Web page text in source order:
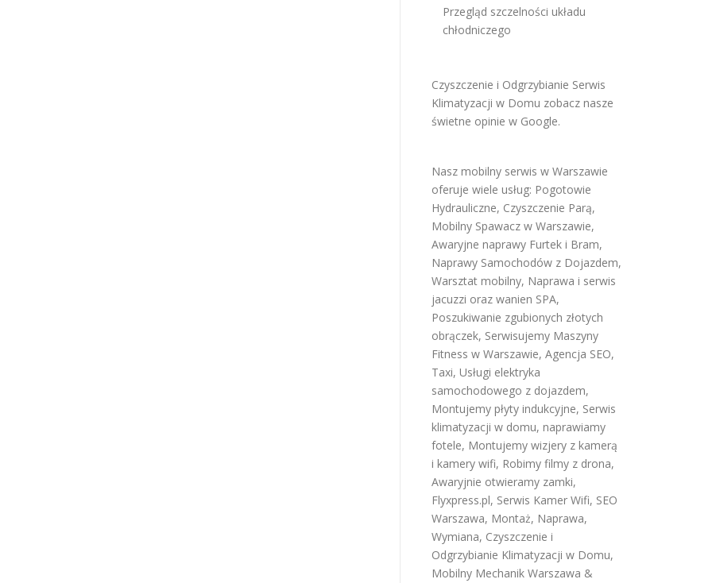
Przegląd szczelności układu
chłodniczego
Czyszczenie i Odgrzybianie Serwis
Klimatyzacji w Domu zobacz nasze
świetne opinie w Google.
Nasz mobilny serwis w Warszawie
oferuje wiele usług: Pogotowie
Hydrauliczne, Czyszczenie Parą,
Mobilny Spawacz w Warszawie,
Awaryjne naprawy Furtek i Bram,
Naprawy Samochodów z Dojazdem,
Warsztat mobilny, Naprawa i serwis
jacuzzi oraz wanien SPA,
Poszukiwanie zgubionych złotych
obrączek, Serwisujemy Maszyny
Fitness w Warszawie, Agencja SEO,
Taxi, Usługi elektryka
samochodowego z dojazdem,
Montujemy płyty indukcyjne, Serwis
klimatyzacji w domu, naprawiamy
fotele, Montujemy wizjery z kamerą
i kamery wifi, Robimy filmy z drona,
Awaryjnie otwieramy zamki,
Flyxpress.pl, Serwis Kamer Wifi, SEO
Warszawa, Montaż, Naprawa,
Wymiana, Czyszczenie i
Odgrzybianie Klimatyzacji w Domu,
Mobilny Mechanik Warszawa &